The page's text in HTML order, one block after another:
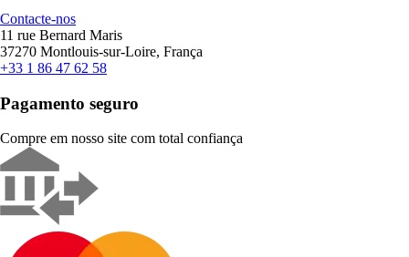
Contacte-nos
11 rue Bernard Maris
37270 Montlouis-sur-Loire, França
+33 1 86 47 62 58
Pagamento seguro
Compre em nosso site com total confiança